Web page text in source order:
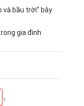
và bầu trời” bây
gia đình
,